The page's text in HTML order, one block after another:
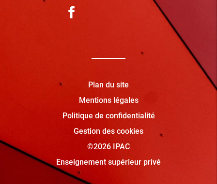
Plan du site
Mentions légales
Politique de confidentialité
Gestion des cookies
©2026 IPAC
Enseignement supérieur privé